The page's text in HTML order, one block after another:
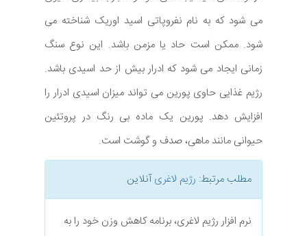
می شود که به نام نفروپاتی اسید اوریک شناخته می
شود. ممکن است حاد یا مزمن باشد. این نوع سنگ
زمانی ایجاد می شود که ادرار بیش از حد اسیدی باشد.
رژیم غذایی حاوی پورین می تواند میزان اسیدی ادرار را
افزایش دهد. پورین یک ماده بی رنگ در پروتئین
حیوانی مانند ماهی، صدف و گوشت است.
مطلب مرتبط: رژیم لاغریآنلاین
نرم افزار رژیم لاغری، برنامه کاهش وزن خود را به